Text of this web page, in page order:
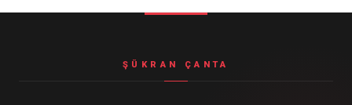
ŞÜKRAN ÇANTA